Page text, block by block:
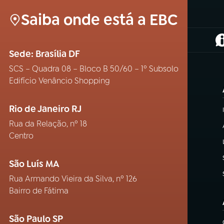
Saiba onde está a EBC
Sede: Brasília DF
SCS – Quadra 08 – Bloco B 50/60 – 1º Subsolo
Edifício Venâncio Shopping
Rio de Janeiro RJ
Rua da Relação, nº 18
Centro
São Luís MA
Rua Armando Vieira da Silva, nº 126
Bairro de Fátima
São Paulo SP